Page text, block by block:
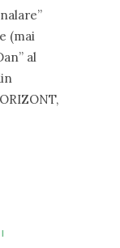
(mai
al